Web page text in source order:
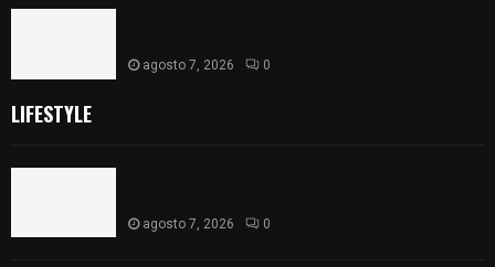
agosto 7, 2026 0
LIFESTYLE
agosto 7, 2026 0